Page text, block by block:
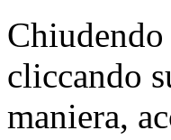
Chiudendo
cliccando
maniera,